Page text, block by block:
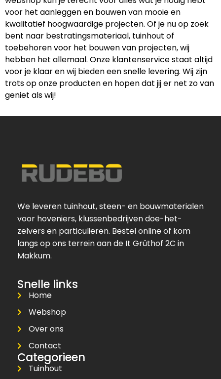
voor het aanleggen en bouwen van mooie en
kwalitatief hoogwaardige projecten. Of je nu op zoek
bent naar bestratingsmateriaal, tuinhout of
toebehoren voor het bouwen van projecten, wij
hebben het allemaal. Onze klantenservice staat altijd
voor je klaar en wij bieden een snelle levering. Wij zijn
trots op onze producten en hopen dat jij er net zo van
geniet als wij!
We leveren tuinhout, steen- en bouwmaterialen
voor hoveniers, klussenbedrijven doe-het-
zelvers en particulieren. Bestel online of kom
langs op ons terrein aan de It Grûthof 2C in
Makkum.
Snelle links
Home
Webshop
Over ons
Contact
Categorieen
Tuinhout